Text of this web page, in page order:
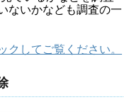
ないかなども調査の一
クしてご覧ください。